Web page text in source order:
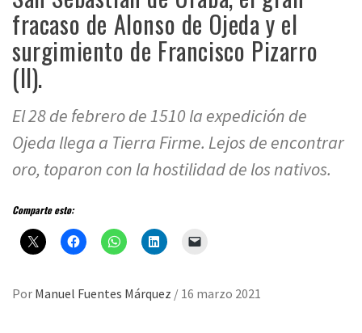
fracaso de Alonso de Ojeda y el
surgimiento de Francisco Pizarro
(II).
El 28 de febrero de 1510 la expedición de
Ojeda llega a Tierra Firme. Lejos de encontrar
oro, toparon con la hostilidad de los nativos.
Comparte esto:
Por Manuel Fuentes Márquez / 16 marzo 2021